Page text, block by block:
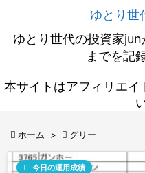
ゆとり世
ゆとり世代の投資家jun
までを記
本サイトはアフィリエイ
 ホーム >  グリー
 今日の運用成績